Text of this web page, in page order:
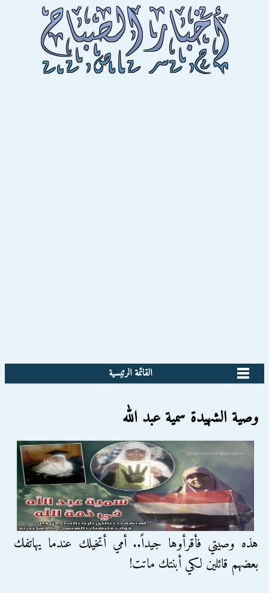
القائمة الرئيسية
وصية الشهيدة سمية عبد الله
هذه وصيتي فأقرأوها جيداً.. أمي أتخيلك عندما يهاتفك
بعضهم قائلين لكي أبنتك ماتت!